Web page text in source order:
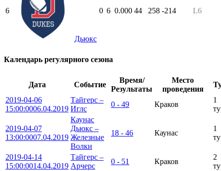
6
Дьюкс
0 6 0.000 44 258 -214 L6
Календарь регулярного сезона
Дата Событие
Время/
Результаты
Место
проведения
2019-04-06
15:00:0006.04.2019
Тайгерс –
Иглс
0 - 49 Краков
1
2019-04-07
13:00:0007.04.2019
Каунас
Дьюкс –
Железные
Волки
18 - 46 Каунас
1
2019-04-14
15:00:0014.04.2019
Тайгерс –
Арчерс
0 - 51 Краков
2